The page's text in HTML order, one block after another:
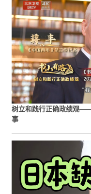
树立和践行正确政绩观
事